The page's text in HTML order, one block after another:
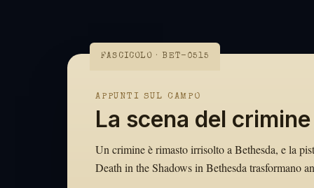
FASCICOLO · BET-0515
APPUNTI SUL CAMPO
La scena del
Un crimine è rimasto irrisolto a Bethesda, e la
Death in the Shadows in Bethesda trasformano